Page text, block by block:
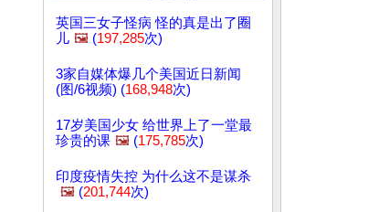
英国三女子怪病 怪的真是出了圈
儿 🖼️ (197,285次)
3家自媒体爆几个美国近日新闻
(图/6视频) (168,948次)
17岁美国少女 给世界上了一堂最
珍贵的课 🖼️ (175,785次)
印度疫情失控 为什么这不是谋杀
🖼️ (201,744次)